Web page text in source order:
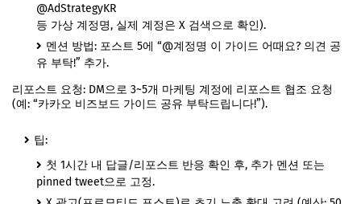
@AdStrategyKR
등 가상 계정명, 실제 계정은 X 검색으로 확인).
멘션 방법: 포스트 5에 “@계정명 이 가이드 어때요? 의견 공
유 부탁!” 추가.
리포스트 요청: DM으로 3~5개 마케팅 계정에 리포스트 협조 요청
(예: “카카오 비즈보드 가이드 공유 부탁드립니다!”).
팁:
첫 1시간 내 답글/리포스트 반응 확인 후, 추가 멘션 또는
pinned tweet으로 고정.